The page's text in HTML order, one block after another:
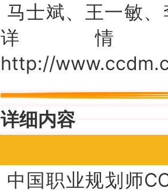
马士斌、王一敏
详情
http://
详细内容
中国职业规划师